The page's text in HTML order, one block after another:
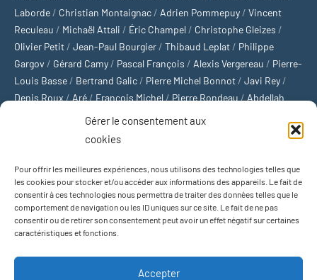
Gérer le consentement aux
cookies
Pour offrir les meilleures expériences, nous utilisons des technologies telles que
les cookies pour stocker et/ou accéder aux informations des appareils. Le fait de
consentir à ces technologies nous permettra de traiter des données telles que le
comportement de navigation ou les ID uniques sur ce site. Le fait de ne pas
consentir ou de retirer son consentement peut avoir un effet négatif sur certaines
caractéristiques et fonctions.
Accepter
Laborde / Christian Montaignac / Adrien Pommepuy / Vincent
Reculeau / Michaël Attali / Éric Champel / Christophe Gleizes /
Olivier Petit / Jean-Paul Bourgier / Thibaud Leplat / Philippe
Gargov / Gérard Camy / Pascal François / Alexis Vergereau / Pierre-
Louis Basse / Bertrand Galic / Pierre Michel Bonnot / Javi Rey /
Denis Roux / Aré / François Michel / Pierre Rondeau / Abdellah
Michaël Delépine
Football/ Cyclisme/Tous les sports/Jeux olympiques/Rugby/
Basket-ball/Sports US/Boxe/Tennis/Bateaux/Formule 1/
Moto/Natation/Sports d'hiver/Marathon/Trail/Automobile
Baseball/Golf/Athlétisme